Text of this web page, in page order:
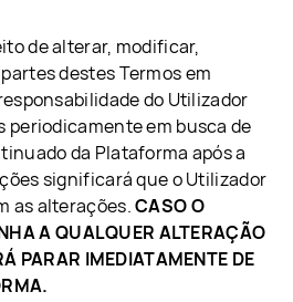
de alterar, modificar,
destes Termos em
do Utilizador
periodicamente em busca de
da Plataforma após a
significará que o Utilizador
as alterações.CASO O
A QUALQUER ALTERAÇÃO
PARAR IMEDIATAMENTE DE